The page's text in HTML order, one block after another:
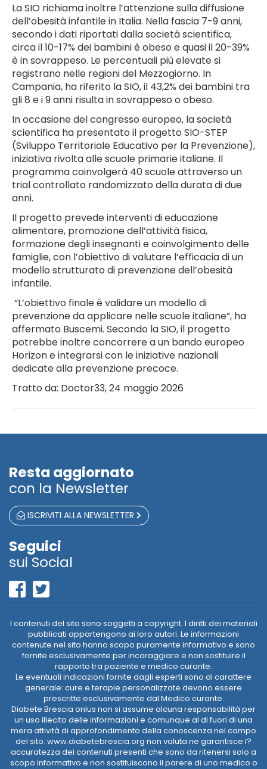
La SIO richiama inoltre l’attenzione sulla diffusione
dell’obesità infantile in Italia. Nella fascia 7-9 anni,
secondo i dati riportati dalla società scientifica,
circa il 10-17% dei bambini è obeso e quasi il 20-39%
è in sovrappeso. Le percentuali più elevate si
registrano nelle regioni del Mezzogiorno. In
Campania, ha riferito la SIO, il 43,2% dei bambini tra
gli 8 e i 9 anni risulta in sovrappeso o obeso.
In occasione del congresso europeo, la società
scientifica ha presentato il progetto SIO-STEP
(Sviluppo Territoriale Educativo per la Prevenzione),
iniziativa rivolta alle scuole primarie italiane. Il
programma coinvolgerà 40 scuole attraverso un
trial controllato randomizzato della durata di due
anni.
Il progetto prevede interventi di educazione
alimentare, promozione dell’attività fisica,
formazione degli insegnanti e coinvolgimento delle
famiglie, con l’obiettivo di valutare l’efficacia di un
modello strutturato di prevenzione dell’obesità
infantile.
“L’obiettivo finale è validare un modello di
prevenzione da applicare nelle scuole italiane”, ha
affermato Buscemi. Secondo la SIO, il progetto
potrebbe inoltre concorrere a un bando europeo
Horizon e integrarsi con le iniziative nazionali
dedicate alla prevenzione precoce.
Tratto da: Doctor33, 24 maggio 2026
Resta aggiornato
con la Newsletter
ISCRIVITI ALLA NEWSLETTER
Seguici
sui Social
I contenuti del sito sono soggetti a copyright. I diritti dei materiali
pubblicati appartengono ai loro autori. Le informazioni
contenute nel sito hanno scopo puramente informativo e sono
fornite esclusivamente per incoraggiare e non sostituire il
rapporto tra paziente e medico curante.
Le eventuali indicazioni fornite dagli esperti sono di carattere
generale: cure e terapie personalizzate devono essere
prescritte esclusivamente dal Medico curante.
Diabete Brescia onlus non si assume alcuna responsabilità per
un uso illecito delle informazioni e comunque al di fuori di una
mera attività di approfondimento della conoscenza nel campo
del sito. www.diabetebrescia.org non valuta ne garantisce l?
accuratezza dei contenuti presenti che sono da ritenersi solo a
scopo informativo e non sostituiscono il parere di uno medico o